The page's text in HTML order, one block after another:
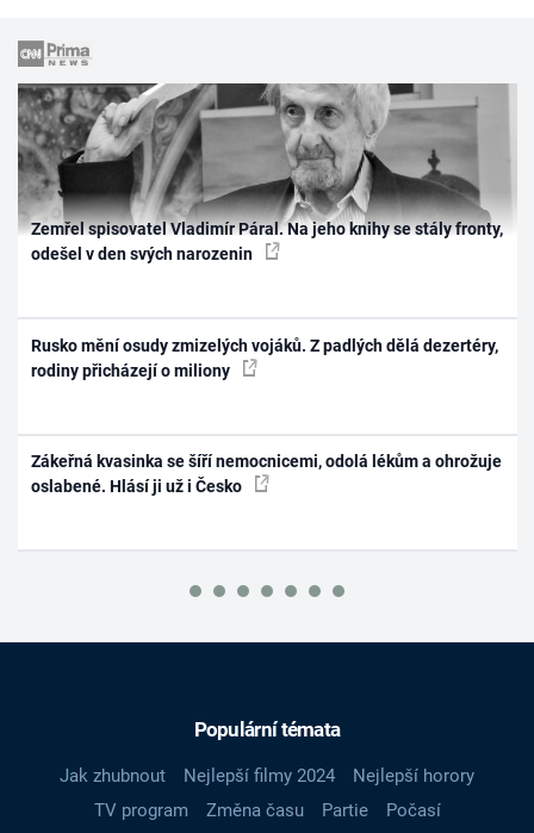
Zemřel spisovatel Vladimír Páral. Na jeho knihy se stály fronty,
odešel v den svých narozenin
Rusko mění osudy zmizelých vojáků. Z padlých dělá dezertéry,
rodiny přicházejí o miliony
Zákeřná kvasinka se šíří nemocnicemi, odolá lékům a ohrožuje
oslabené. Hlásí ji už i Česko
Populární témata
Jak zhubnout Nejlepší filmy 2024
Nejlepší horory
TV program
Změna času Partie
Počasí